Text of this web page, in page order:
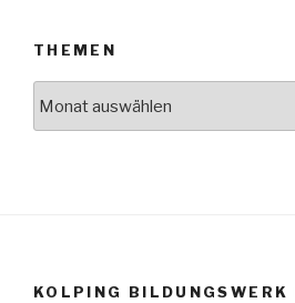
THEMEN
KOLPING BILDUNGSWERK